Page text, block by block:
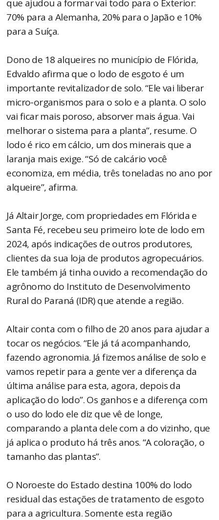
que ajudou a formar vai todo para o Exterior:
70% para a Alemanha, 20% para o Japão e 10%
para a Suíça.
Dono de 18 alqueires no município de Flórida,
Edvaldo afirma que o lodo de esgoto é um
importante revitalizador de solo. “Ele vai liberar
micro-organismos para o solo e a planta. O solo
vai ficar mais poroso, absorver mais água. Vai
melhorar o sistema para a planta”, resume. O
lodo é rico em cálcio, um dos minerais que a
laranja mais exige. “Só de calcário você
economiza, em média, três toneladas no ano por
alqueire”, afirma.
Já Altair Jorge, com propriedades em Flórida e
Santa Fé, recebeu seu primeiro lote de lodo em
2024, após indicações de outros produtores,
clientes da sua loja de produtos agropecuários.
Ele também já tinha ouvido a recomendação do
agrônomo do Instituto de Desenvolvimento
Rural do Paraná (IDR) que atende a região.
Altair conta com o filho de 20 anos para ajudar a
tocar os negócios. “Ele já tá acompanhando,
fazendo agronomia. Já fizemos análise de solo e
vamos repetir para a gente ver a diferença da
última análise para esta, agora, depois da
aplicação do lodo”. Os ganhos e a diferença com
o uso do lodo ele diz que vê de longe,
comparando a planta dele com a do vizinho, que
já aplica o produto há três anos. “A coloração, o
tamanho das plantas”.
O Noroeste do Estado destina 100% do lodo
residual das estações de tratamento de esgoto
para a agricultura. Somente esta região